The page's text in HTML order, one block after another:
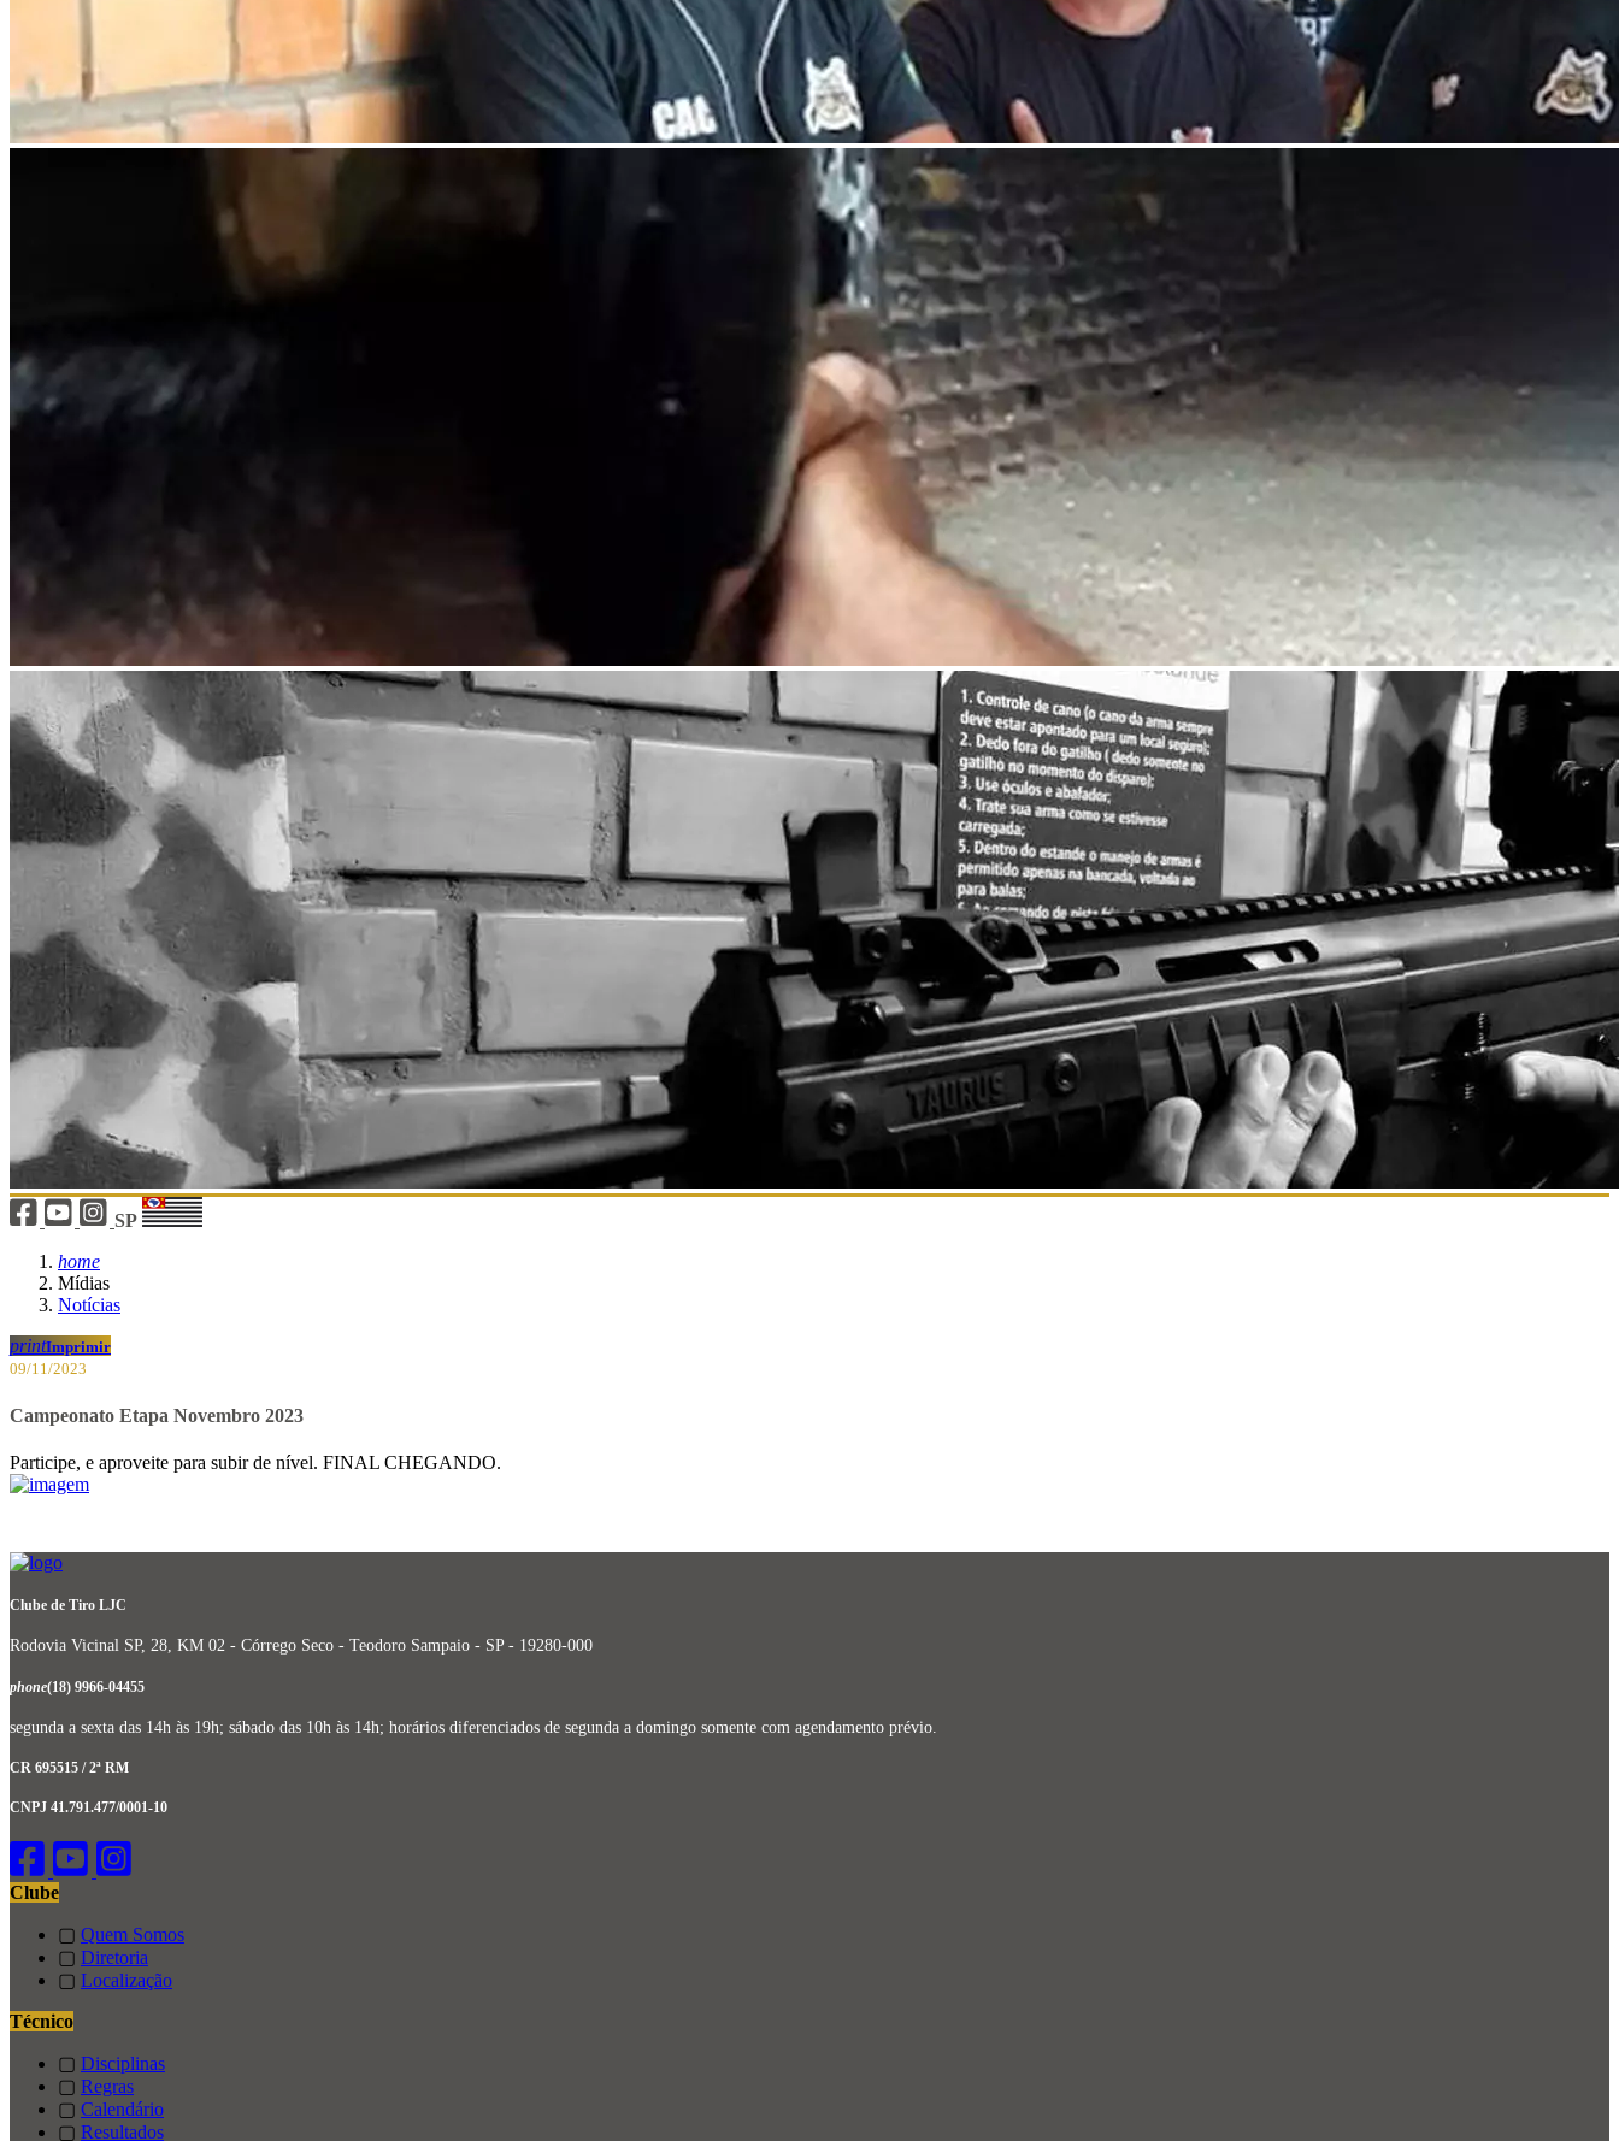
SP
home
Mídias
Notícias
printImprimir
09/11/2023
Campeonato Etapa Novembro 2023
Participe, e aproveite para subir de nível. FINAL CHEGANDO.
Clube de Tiro LJC
Rodovia Vicinal SP, 28, KM 02 - Córrego Seco - Teodoro Sampaio - SP - 19280-000
phone(18) 9966-04455
segunda a sexta das 14h às 19h; sábado das 10h às 14h; horários diferenciados de segunda a domingo somente com agendamento prévio.
CR 695515 / 2ª RM
CNPJ 41.791.477/0001-10
Clube
▢ Quem Somos
▢ Diretoria
▢ Localização
Técnico
▢ Disciplinas
▢ Regras
▢ Calendário
▢ Resultados